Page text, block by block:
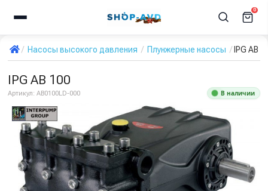
0
Насосы высокого давления Плунжерные насосы IPG AB
IPG AB 100
Артикул: AB0100LD-000 В наличии